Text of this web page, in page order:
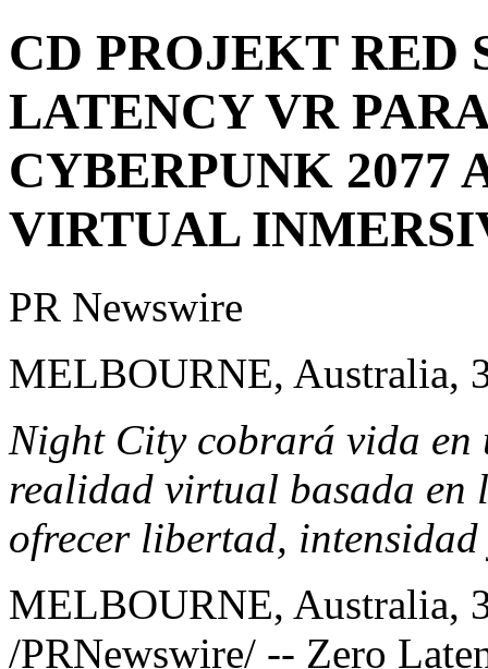
CD PROJEKT RED
LATENCY VR
CYBERPUNK 2077
VIRTUAL
PR Newswire
MELBOURNE, Australia,
Night City cobrará vida en
realidad virtual basada en
ofrecer libertad,
MELBOURNE, Australia,
/PRNewswire/ -- Zero